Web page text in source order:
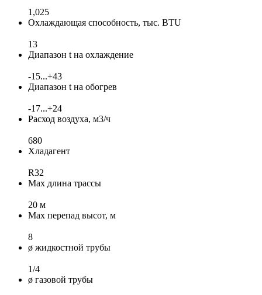
1,025
Охлаждающая способность, тыс. BTU
13
Диапазон t на охлаждение
-15...+43
Диапазон t на обогрев
-17...+24
Расход воздуха, м3/ч
680
Хладагент
R32
Max длина трассы
20 м
Max перепад высот, м
8
ø жидкостной трубы
1/4
ø газовой трубы